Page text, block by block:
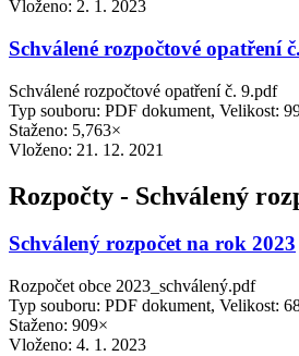
Vloženo: 2. 1. 2023
Schválené rozpočtové opatření
Schválené rozpočtové opatření č. 9.pdf
Typ souboru: PDF dokument, Velikost:
Staženo: 5,763×
Vloženo: 21. 12. 2021
Rozpočty - Schválený
Schválený rozpočet na rok 2023
Rozpočet obce 2023_schválený.pdf
Typ souboru: PDF dokument, Velikost:
Staženo: 909×
Vloženo: 4. 1. 2023